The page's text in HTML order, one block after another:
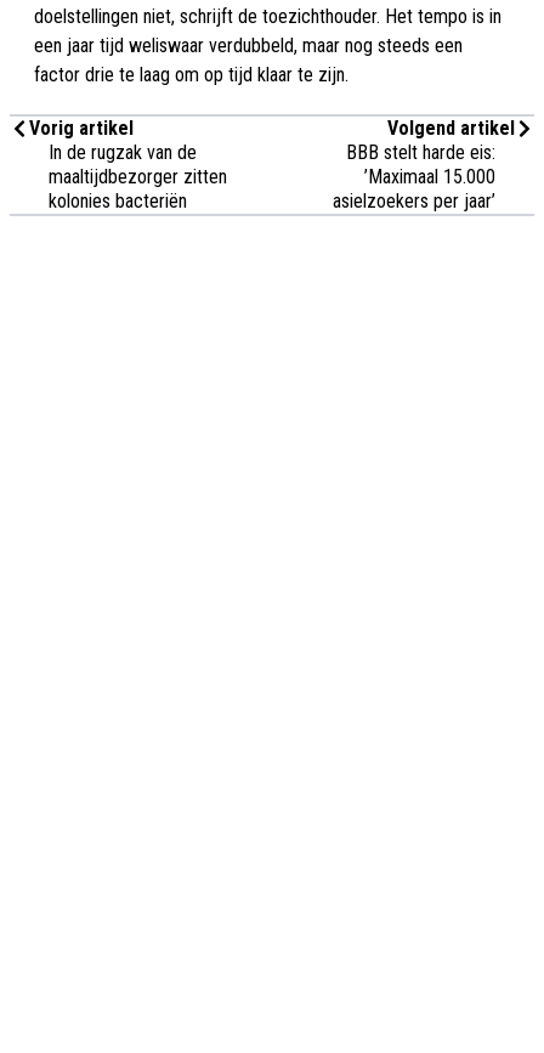
doelstellingen niet, schrijft de toezichthouder. Het tempo is in
een jaar tijd weliswaar verdubbeld, maar nog steeds een
factor drie te laag om op tijd klaar te zijn.
Vorig artikel
In de rugzak van de
maaltijdbezorger zitten
kolonies bacteriën
Volgend artikel
BBB stelt harde eis:
’Maximaal 15.000
asielzoekers per jaar’